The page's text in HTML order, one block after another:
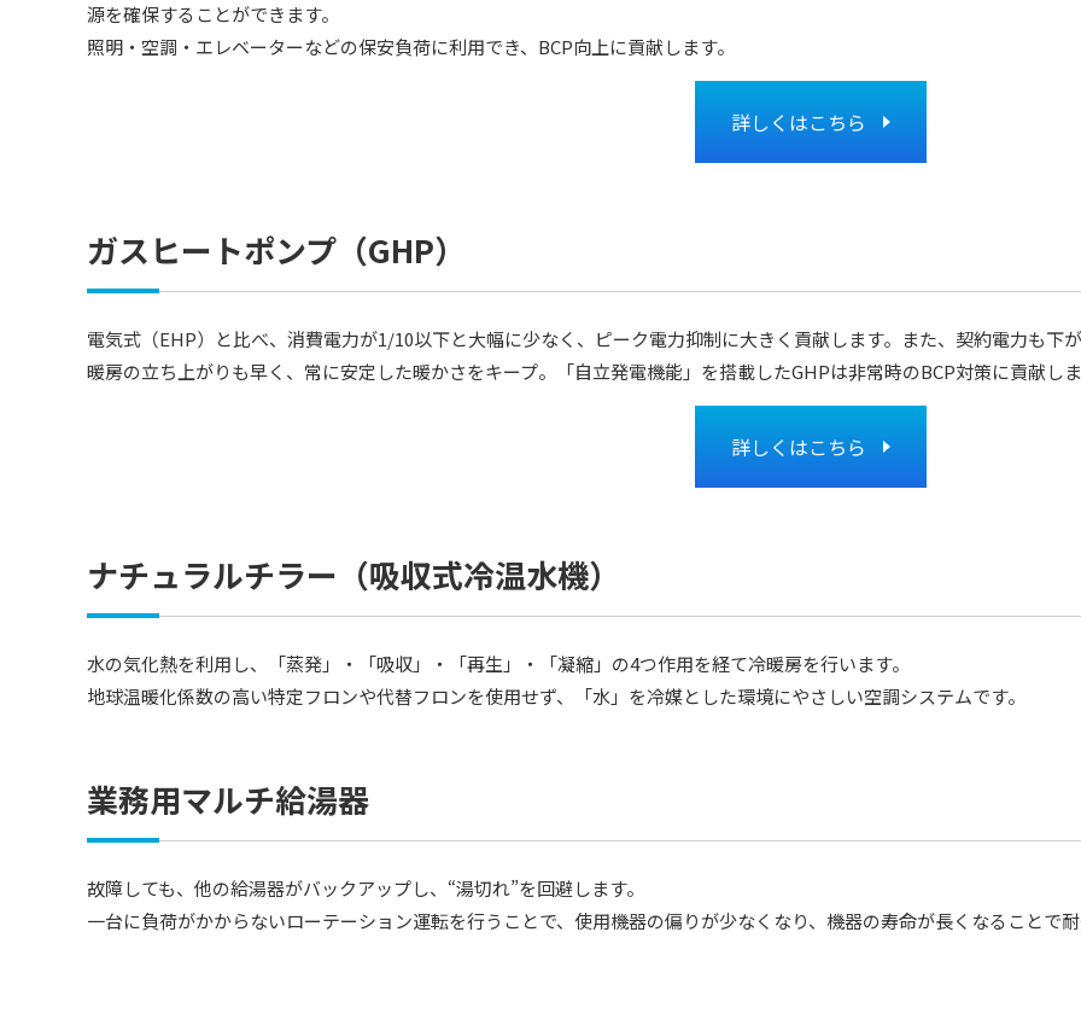
源を確保することができます。
照明・空調・エレベーターなどの保安負荷に利用でき、BCP向上に貢献します。
詳しくはこちら
ガスヒートポンプ（GHP）
電気式（EHP）と比べ、消費電力が1/10以下と大幅に少なく、ピーク電力抑制に大きく貢献します。また、契約電力も下
暖房の立ち上がりも早く、常に安定した暖かさをキープ。「自立発電機能」を搭載したGHPは非常時のBCP対策に貢献しま
詳しくはこちら
ナチュラルチラー（吸収式冷温水機）
水の気化熱を利用し、「蒸発」・「吸収」・「再生」・「凝縮」の4つ作用を経て冷暖房を行います。
地球温暖化係数の高い特定フロンや代替フロンを使用せず、「水」を冷媒とした環境にやさしい空調システムです。
業務用マルチ給湯器
故障しても、他の給湯器がバックアップし、“湯切れ”を回避します。
一台に負荷がかからないローテーション運転を行うことで、使用機器の偏りが少なくなり、機器の寿命が長くなることで耐